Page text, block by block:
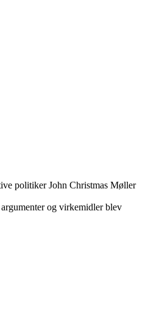
politiker John Christmas Møller
og virkemidler blev